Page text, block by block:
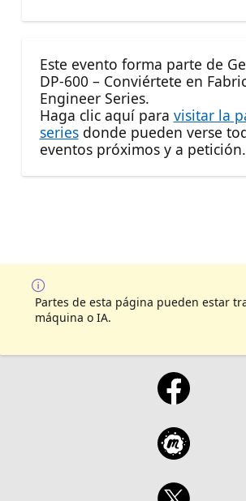
Este evento forma parte de
DP-600 – Conviértete en
Engineer Series.
Haga clic aquí para visitar la
seriesdonde pueden verse
eventos próximos y a petición.
Partes de esta página pueden estar
máquina o IA.